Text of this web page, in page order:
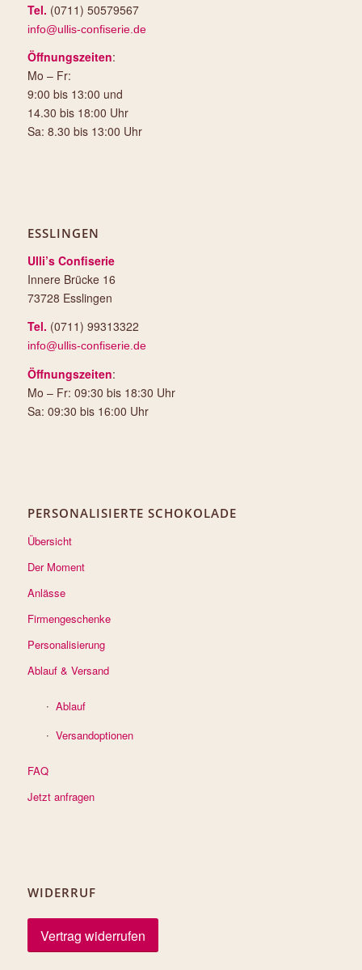
Tel. (0711) 50579567
info@ullis-confiserie.de
Öffnungszeiten:
Mo – Fr:
9:00 bis 13:00 und
14.30 bis 18:00 Uhr
Sa: 8.30 bis 13:00 Uhr
ESSLINGEN
Ulli’s Confiserie
Innere Brücke 16
73728 Esslingen
Tel. (0711) 99313322
info@ullis-confiserie.de
Öffnungszeiten:
Mo – Fr: 09:30 bis 18:30 Uhr
Sa: 09:30 bis 16:00 Uhr
PERSONALISIERTE SCHOKOLADE
Übersicht
Der Moment
Anlässe
Firmengeschenke
Personalisierung
Ablauf & Versand
Ablauf
Versandoptionen
FAQ
Jetzt anfragen
WIDERRUF
Vertrag widerrufen